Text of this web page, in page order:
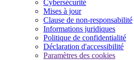
Cybersécurité
Mises à jour
Clause de non-responsabilité
Informations juridiques
Politique de confidentialité
Déclaration d'accessibilité
Paramètres des cookies